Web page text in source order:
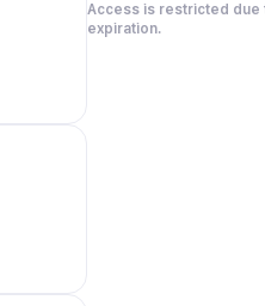
Access is restricted due
expiration.